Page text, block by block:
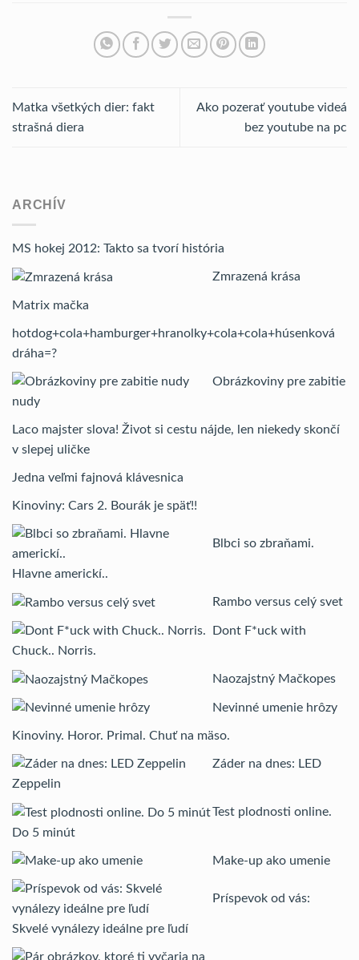
Matka všetkých dier: fakt
strašná diera
Ako pozerať youtube videá
bez youtube na pc
ARCHÍV
MS hokej 2012: Takto sa tvorí história
Zmrazená krása
Matrix mačka
hotdog+cola+hamburger+hranolky+cola+cola+húsenková
dráha=?
Obrázkoviny pre zabitie
nudy
Laco majster slova! Život si cestu nájde, len niekedy skončí
v slepej uličke
Jedna veľmi fajnová klávesnica
Kinoviny: Cars 2. Bourák je späť!!
Blbci so zbraňami.
Hlavne americkí..
Rambo versus celý svet
Dont F*uck with
Chuck.. Norris.
Naozajstný Mačkopes
Nevinné umenie hrôzy
Kinoviny. Horor. Primal. Chuť na mäso.
Záder na dnes: LED
Zeppelin
Test plodnosti online.
Do 5 minút
Make-up ako umenie
Príspevok od vás:
Skvelé vynálezy ideálne pre ľudí